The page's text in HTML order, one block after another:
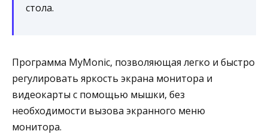
стола.
Программа MyMonic, позволяющая легко и быстро
регулировать яркость экрана монитора и
видеокарты с помощью мышки, без
необходимости вызова экранного меню
монитора.